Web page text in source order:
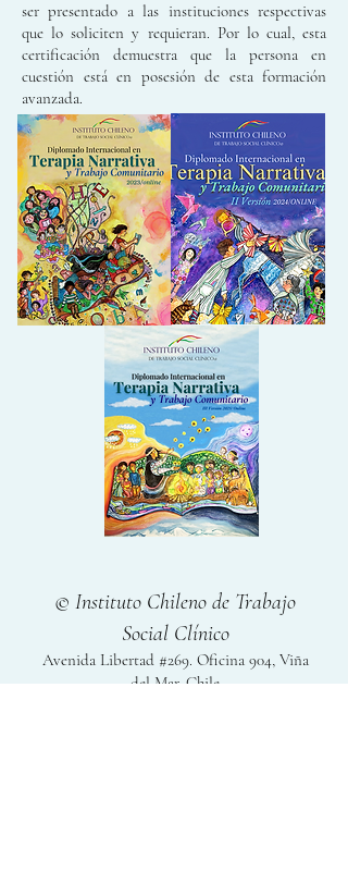
ser presentado a las instituciones respectivas
que lo soliciten y requieran. Por lo cual, esta
certificación demuestra que la persona en
cuestión está en posesión de esta formación
avanzada.
© Instituto Chileno de Trabajo
Social Clínico
Avenida Libertad #269. Oficina 904, Viña
del Mar. Chile